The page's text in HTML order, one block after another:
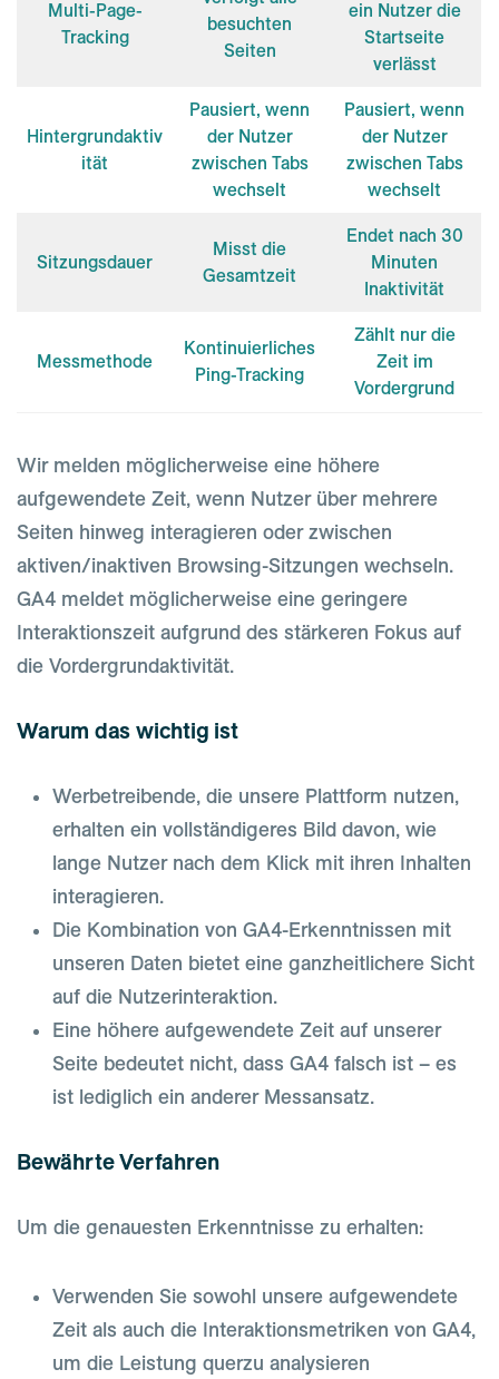
Multi-Page-
Tracking
besuchten
Seiten
ein Nutzer die
Startseite
verlässt
Hintergrundaktiv
ität
Pausiert, wenn
der Nutzer
zwischen Tabs
wechselt
Pausiert, wenn
der Nutzer
zwischen Tabs
wechselt
Sitzungsdauer
Misst die
Gesamtzeit
Endet nach 30
Minuten
Inaktivität
Messmethode
Kontinuierliches
Ping-Tracking
Zählt nur die
Zeit im
Vordergrund
Wir melden möglicherweise eine höhere
aufgewendete Zeit, wenn Nutzer über mehrere
Seiten hinweg interagieren oder zwischen
aktiven/inaktiven Browsing-Sitzungen wechseln.
GA4 meldet möglicherweise eine geringere
Interaktionszeit aufgrund des stärkeren Fokus auf
die Vordergrundaktivität.
Warum das wichtig ist
Werbetreibende, die unsere Plattform nutzen,
erhalten ein vollständigeres Bild davon, wie
lange Nutzer nach dem Klick mit ihren Inhalten
interagieren.
Die Kombination von GA4-Erkenntnissen mit
unseren Daten bietet eine ganzheitlichere Sicht
auf die Nutzerinteraktion.
Eine höhere aufgewendete Zeit auf unserer
Seite bedeutet nicht, dass GA4 falsch ist – es
ist lediglich ein anderer Messansatz.
Bewährte Verfahren
Um die genauesten Erkenntnisse zu erhalten:
Verwenden Sie sowohl unsere aufgewendete
Zeit als auch die Interaktionsmetriken von GA4,
um die Leistung querzu analysieren